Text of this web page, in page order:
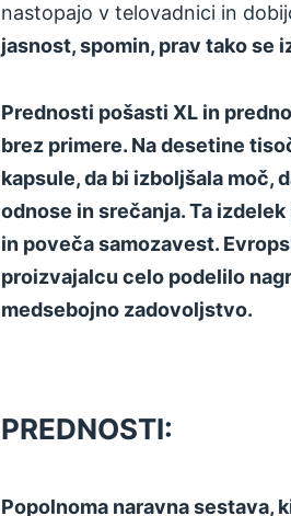
nastopajo v telovadnici in
jasnost, spomin, prav tako se
Prednosti pošasti XL in
brez primere. Na desetine
kapsule, da bi izboljšala moč,
odnose in srečanja. Ta
in poveča samozavest.
proizvajalcu celo podelilo
medsebojno zadovoljstvo.
PREDNOSTI:
Popolnoma naravna sestava,